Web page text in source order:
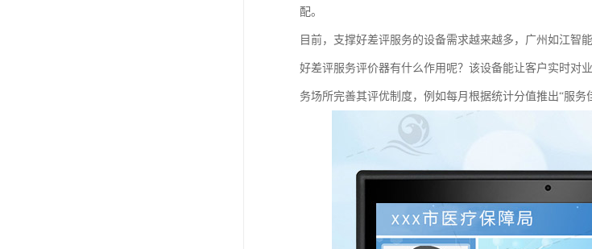
配。
目前，支撑好差评服务的设备需求越来越多，广州如江智
好差评服务评价器有什么作用呢？该设备能让客户实时对
务场所完善其评优制度，例如每月根据统计分值推出“服